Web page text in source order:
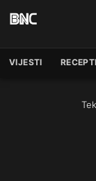
VIJESTI RECEPTI